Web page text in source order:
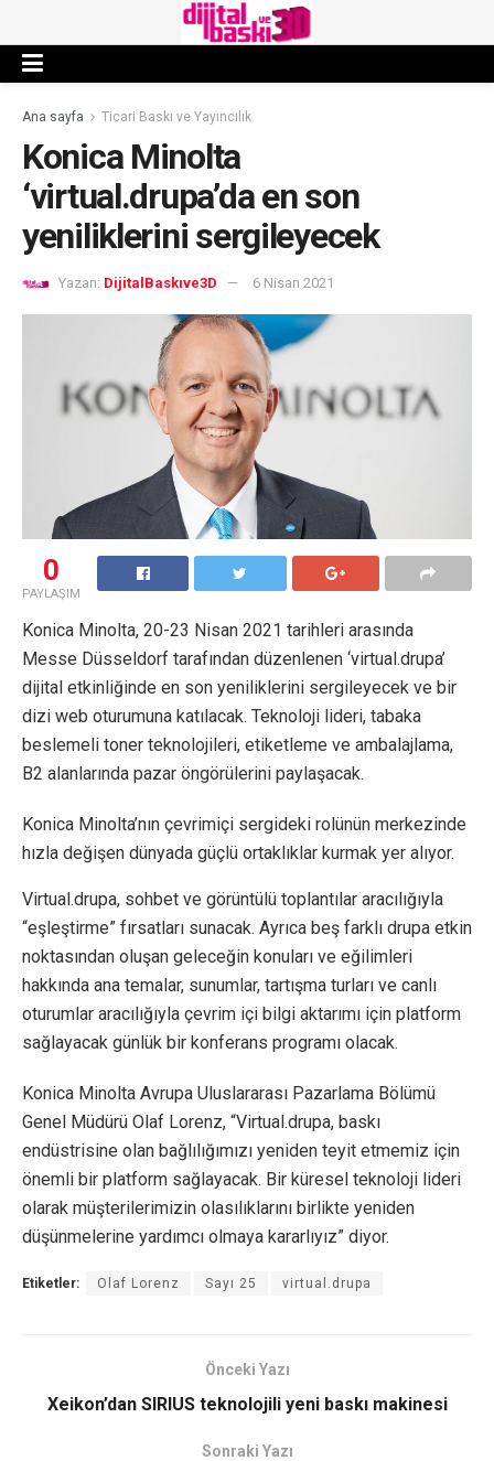
Ana sayfa Ticari Baskı ve Yayıncılık
Konica Minolta
‘virtual.drupa’da en son
yeniliklerini sergileyecek
Yazan: DijitalBaskıve3D 6 Nisan 2021
0
PAYLAŞIM
Konica Minolta, 20-23 Nisan 2021 tarihleri arasında
Messe Düsseldorf tarafından düzenlenen ‘virtual.drupa’
dijital etkinliğinde en son yeniliklerini sergileyecek ve bir
dizi web oturumuna katılacak. Teknoloji lideri, tabaka
beslemeli toner teknolojileri, etiketleme ve ambalajlama,
B2 alanlarında pazar öngörülerini paylaşacak.
Konica Minolta’nın çevrimiçi sergideki rolünün merkezinde
hızla değişen dünyada güçlü ortaklıklar kurmak yer alıyor.
Virtual.drupa, sohbet ve görüntülü toplantılar aracılığıyla
“eşleştirme” fırsatları sunacak. Ayrıca beş farklı drupa etkin
noktasından oluşan geleceğin konuları ve eğilimleri
hakkında ana temalar, sunumlar, tartışma turları ve canlı
oturumlar aracılığıyla çevrim içi bilgi aktarımı için platform
sağlayacak günlük bir konferans programı olacak.
Konica Minolta Avrupa Uluslararası Pazarlama Bölümü
Genel Müdürü Olaf Lorenz, “Virtual.drupa, baskı
endüstrisine olan bağlılığımızı yeniden teyit etmemiz için
önemli bir platform sağlayacak. Bir küresel teknoloji lideri
olarak müşterilerimizin olasılıklarını birlikte yeniden
düşünmelerine yardımcı olmaya kararlıyız” diyor.
Etiketler: Olaf Lorenz Sayı 25 virtual.drupa
Önceki Yazı
Xeikon’dan SIRIUS teknolojili yeni baskı makinesi
Sonraki Yazı